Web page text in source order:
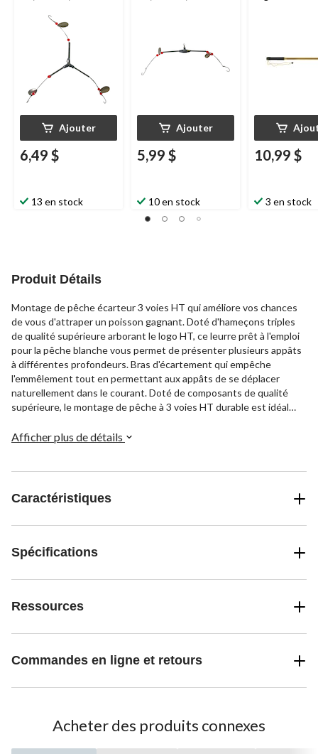
Ajouter
6,49 $
13 en stock
Ajouter
5,99 $
10 en stock
10,99 $
3 en stock
Produit Détails
Montage de pêche écarteur 3 voies HT qui améliore vos chances
de vous d'attraper un poisson gagnant. Doté d'hameçons triples
de qualité supérieure arborant le logo HT, ce leurre prêt à l'emploi
pour la pêche blanche vous permet de présenter plusieurs appâts
à différentes profondeurs. Bras d'écartement qui empêche
l'emmêlement tout en permettant aux appâts de se déplacer
naturellement dans le courant. Doté de composants de qualité
supérieure, le montage de pêche à 3 voies HT durable est idéal
blanche ou pêchez en eau libre.
Afficher plus de détails
Caractéristiques
Spécifications
Ressources
Commandes en ligne et retours
Acheter des produits connexes